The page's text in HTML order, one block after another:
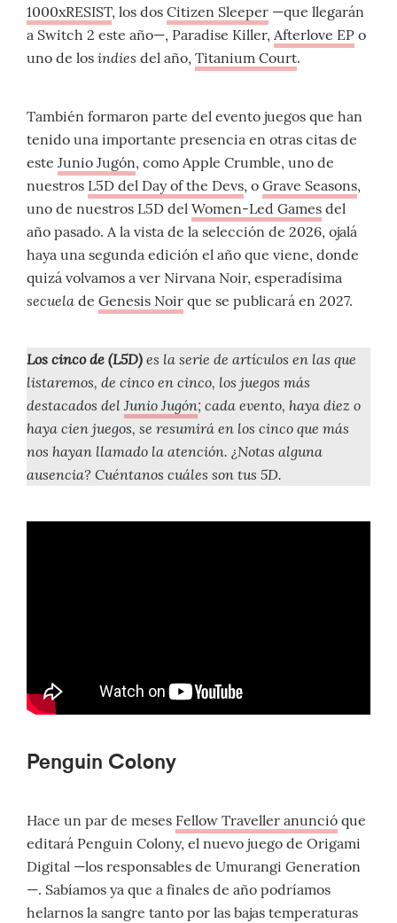
1000xRESIST, los dos Citizen Sleeper —que llegarán
a Switch 2 este año—, Paradise Killer, Afterlove EP o
uno de los indies del año, Titanium Court.
También formaron parte del evento juegos que han
tenido una importante presencia en otras citas de
este Junio Jugón, como Apple Crumble, uno de
nuestros L5D del Day of the Devs, o Grave Seasons,
uno de nuestros L5D del Women-Led Games del
año pasado. A la vista de la selección de 2026, ojalá
haya una segunda edición el año que viene, donde
quizá volvamos a ver Nirvana Noir, esperadísima
secuela de Genesis Noir que se publicará en 2027.
Los cinco de (L5D)es la serie de artículos en las que
listaremos, de cinco en cinco, los juegos más
destacados delJunio Jugón; cada evento, haya diez o
haya cien juegos, se resumirá en los cinco que más
nos hayan llamado la atención. ¿Notas alguna
ausencia? Cuéntanos cuáles son tus 5D.
Penguin Colony
Hace un par de meses Fellow Traveller anunció que
editará Penguin Colony, el nuevo juego de Origami
Digital —los responsables de Umurangi Generation
—. Sabíamos ya que a finales de año podríamos
helarnos la sangre tanto por las bajas temperaturas